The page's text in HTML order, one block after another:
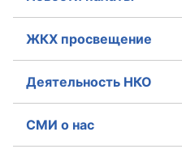
УСТАВ ГКУ “АППАРАТ
ЖКХ просвещение
Деятельность НКО
СМИ о нас